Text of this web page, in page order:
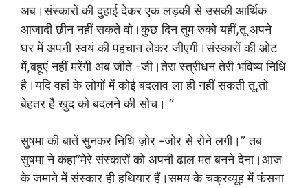
अब।संस्कारों‌ की दुहाई देकर एक लड़की से उसकी आर्थिक
आजादी छीन नहीं सकते वो।कुछ दिन तुम रुको यहीं,तू अपने
घर में अपनी स्वयं की पहचान लेकर जीएगी।संस्कारों की ओट
में,बहूएं नहीं मरेंगी अब जीते -जी।तेरा स्त्रीधन‌ तेरी भविष्य निधि
है।यदि वहां के लोगों में कोई बदलाव ला ही नहीं सकती तू,तो
बेहतर है खुद को बदलने की‌ सोच। “
सुषमा की बातें सुनकर निधि ज़ोर -जोर से रोने लगी।” तब
सुषमा ने कहा”मेरे संस्कारों को अपनी ढाल मत बनने देना।आज
के जमाने में संस्कार ही हथियार हैं।समय के चक्रव्यूह में फंसना